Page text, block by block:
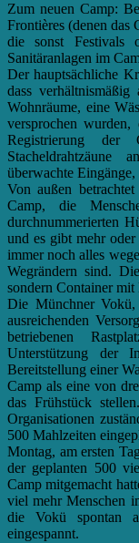
Zum neuen Camp:
Frontières (denen das
die sonst Festivals
Sanitäranlagen im
Der hauptsächliche
dass verhältnismäßig
Wohnräume, eine
versprochen
Registrierung der
überwachte
Von außen
Camp, die
durchnummerierten
und es gibt mehr
immer noch alles
Wegrändern sind.
sondern Container
Die Münchner
ausreichenden
betriebenen
Unterstützung der
Bereitstellung einer
Camp als eine von
das Frühstück
Organisationen
500 Mahlzeiten
Montag, am ersten
der geplanten 500
Camp mitgemacht
viel mehr Menschen
die Vokü spontan
eingespannt.